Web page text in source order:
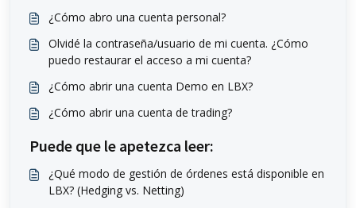
¿Cómo abro una cuenta personal?
Olvidé la contraseña/usuario de mi cuenta. ¿Cómo
puedo restaurar el acceso a mi cuenta?
¿Cómo abrir una cuenta Demo en LBX?
¿Cómo abrir una cuenta de trading?
Puede que le apetezca leer:
¿Qué modo de gestión de órdenes está disponible en
LBX? (Hedging vs. Netting)